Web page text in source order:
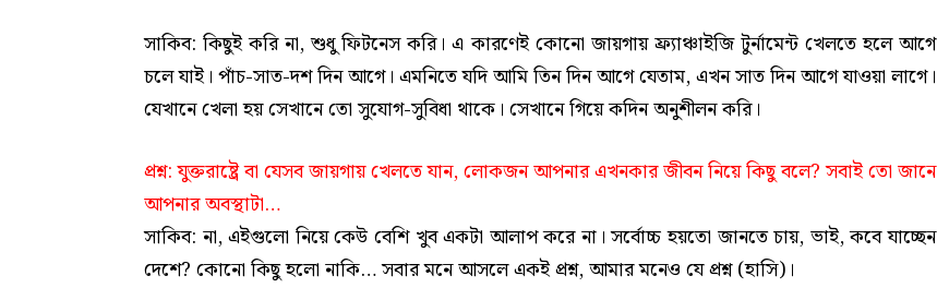
সাকিব: কিছুই করি না, শুধু ফিটনেস করি। এ কারণেই কোনো জায়গায় ফ্র্যাঞ্চাইজি টুর্নামেন্ট খেলতে হলে আগে
চলে যাই। পাঁচ-সাত-দশ দিন আগে। এমনিতে যদি আমি তিন দিন আগে যেতাম, এখন সাত দিন আগে যাওয়া লাগে।
যেখানে খেলা হয় সেখানে তো সুযোগ-সুবিধা থাকে। সেখানে গিয়ে কদিন অনুশীলন করি।
প্রশ্ন: যুক্তরাষ্ট্রে বা যেসব জায়গায় খেলতে যান, লোকজন আপনার এখনকার জীবন নিয়ে কিছু বলে? সবাই তো জানে
আপনার অবস্থাটা…
সাকিব: না, এইগুলো নিয়ে কেউ বেশি খুব একটা আলাপ করে না। সর্বোচ্চ হয়তো জানতে চায়, ভাই, কবে যাচ্ছেন
দেশে? কোনো কিছু হলো নাকি… সবার মনে আসলে একই প্রশ্ন, আমার মনেও যে প্রশ্ন (হাসি)।